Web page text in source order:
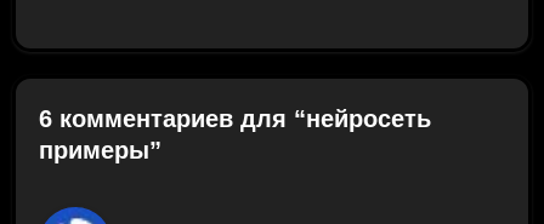
6 комментариев для “нейросеть
примеры”